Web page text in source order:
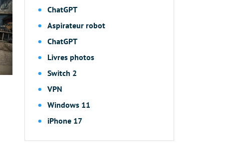
ChatGPT
Aspirateur robot
ChatGPT
Livres photos
Switch 2
VPN
Windows 11
iPhone 17